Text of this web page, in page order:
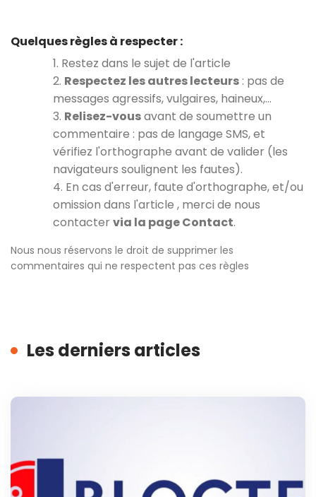
Quelques règles à respecter :
1. Restez dans le sujet de l'article
2. Respectez les autres lecteurs : pas de
messages agressifs, vulgaires, haineux,…
3. Relisez-vousavant de soumettre un
commentaire : pas de langage SMS, et
vérifiez l'orthographe avant de valider (les
navigateurs soulignent les fautes).
4. En cas d'erreur, faute d'orthographe, et/ou
omission dans l'article , merci de nous
contacter via la page Contact.
Nous nous réservons le droit de supprimer les
commentaires qui ne respectent pas ces règles
Les derniers articles